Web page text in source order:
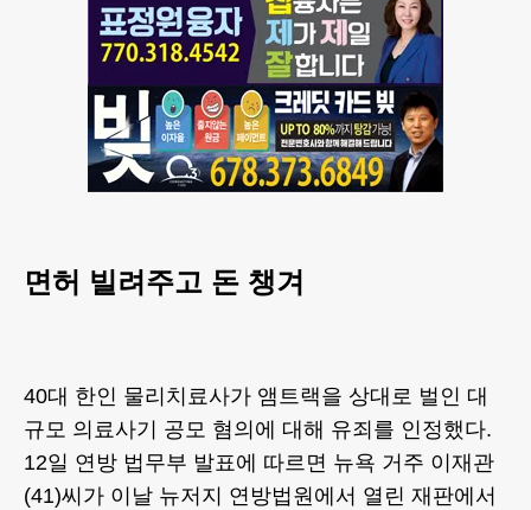
면허 빌려주고 돈 챙겨
40대 한인 물리치료사가 앰트랙을 상대로 벌인 대
규모 의료사기 공모 혐의에 대해 유죄를 인정했다.
12일 연방 법무부 발표에 따르면 뉴욕 거주 이재관
(41)씨가 이날 뉴저지 연방법원에서 열린 재판에서